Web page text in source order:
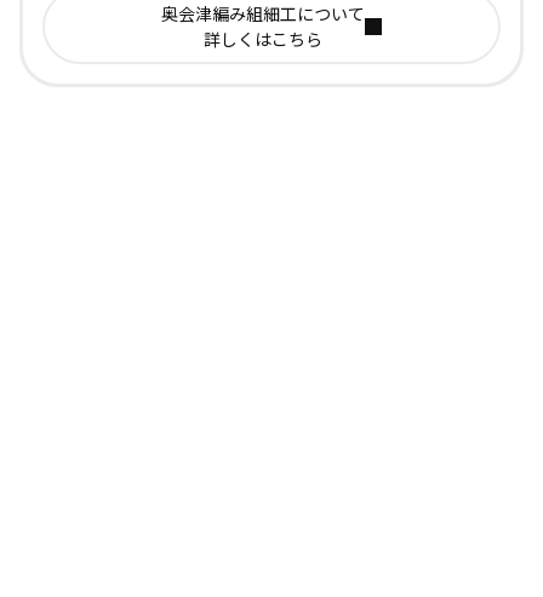
奥会津編み組細工について
詳しくはこちら